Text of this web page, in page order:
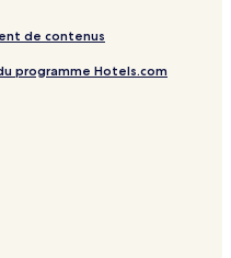
de contenus
programme Hotels.com